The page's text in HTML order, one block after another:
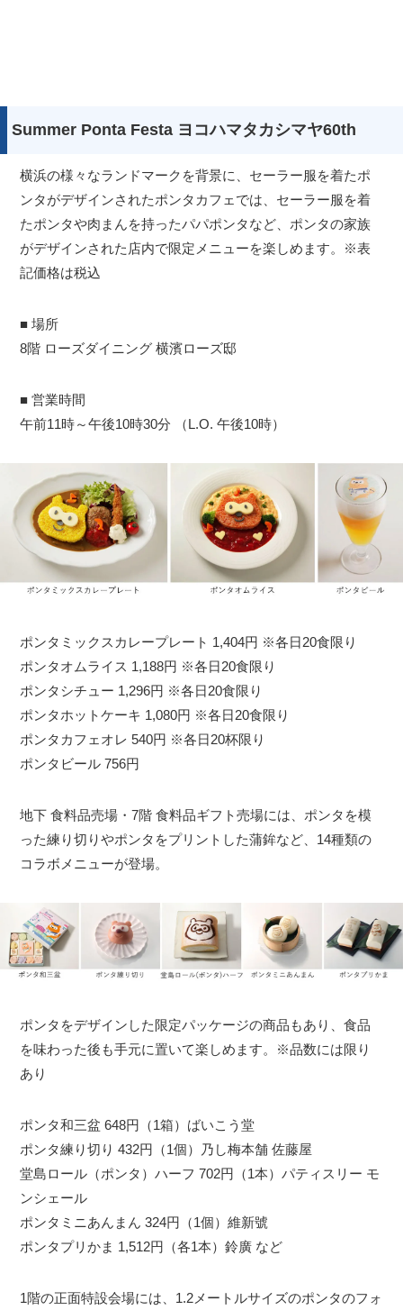
Summer Ponta Festa ヨコハマタカシマヤ60th
横浜の様々なランドマークを背景に、セーラー服を着たポ
ンタがデザインされたポンタカフェでは、セーラー服を着
たポンタや肉まんを持ったパパポンタなど、ポンタの家族
がデザインされた店内で限定メニューを楽しめます。※表
記価格は税込
■ 場所
8階 ローズダイニング 横濱ローズ邸
■ 営業時間
午前11時～午後10時30分 （L.O. 午後10時）
ポンタミックスカレープレート 1,404円 ※各日20食限り
ポンタオムライス 1,188円 ※各日20食限り
ポンタシチュー 1,296円 ※各日20食限り
ポンタホットケーキ 1,080円 ※各日20食限り
ポンタカフェオレ 540円 ※各日20杯限り
ポンタビール 756円
地下 食料品売場・7階 食料品ギフト売場には、ポンタを模
った練り切りやポンタをプリントした蒲鉾など、14種類の
コラボメニューが登場。
ポンタをデザインした限定パッケージの商品もあり、食品
を味わった後も手元に置いて楽しめます。※品数には限り
あり
ポンタ和三盆 648円（1箱）ばいこう堂
ポンタ練り切り 432円（1個）乃し梅本舗 佐藤屋
堂島ロール（ポンタ）ハーフ 702円（1本）パティスリー モ
ンシェール
ポンタミニあんまん 324円（1個）維新號
ポンタプリかま 1,512円（各1本）鈴廣 など
1階の正面特設会場には、1.2メートルサイズのポンタのフォ